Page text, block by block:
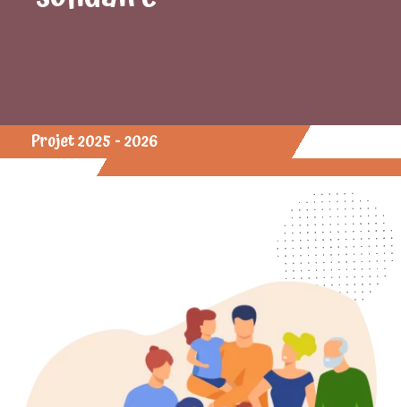
Projet 2025 - 2026